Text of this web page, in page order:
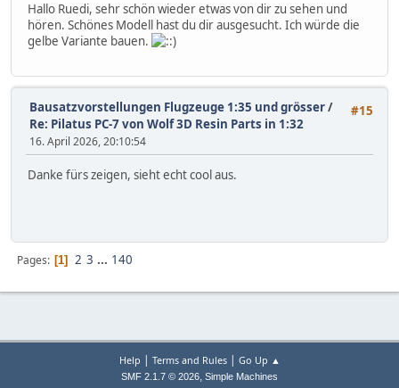
Hallo Ruedi, sehr schön wieder etwas von dir zu sehen und
hören. Schönes Modell hast du dir ausgesucht. Ich würde die
gelbe Variante bauen.
#15
Bausatzvorstellungen Flugzeuge 1:35 und grösser/
Re: Pilatus PC-7 von Wolf 3D Resin Parts in 1:32
16. April 2026, 20:10:54
Danke fürs zeigen, sieht echt cool aus.
Pages 1 2 3 ... 140
Help | Terms and Rules| Go Up ▲
SMF 2.1.7 © 2026, Simple Machines